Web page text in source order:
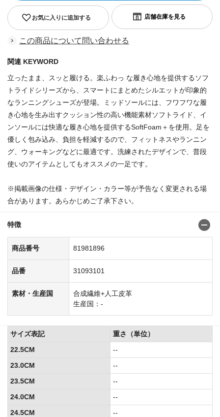
お気に入りに追加する
この商品について問い合わせる
関連 KEYWORD
立ったまま、スッと履ける。楽ふわっ な履き心地を提供するソフ
トライドシリーズから、スマートにまとめたシルエットが印象的
なランニングシューズが登場。ミッドソールには、フワフワな履
き心地を生み出すクッション性の高い機能素材ソフトライド、イ
ンソールには快適な履き心地を提供するSoftFoam＋を使用。足を
優しく包み込み、負担を軽減するので、フィットネスやランニン
グ、ウォーキングなどに最適です。洗練されたデザインで、普段
使いのアイテムとしてもオススメの一足です。
※掲載画像の仕様・デザイン・カラー等が予告なく変更される場
合があります。あらかじめご了承下さい。
特徴
商品番号 81981896
品番 31093101
素材・生産国
合成繊維+人工皮革
生産国：-
サイズ表記
重さ（単位）
22.5CM
--
23.0CM
--
23.5CM
--
24.0CM
--
24.5CM
--